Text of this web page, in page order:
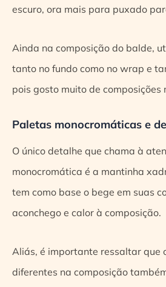
escuro, ora mais para puxado
Ainda na composição do balde,
tanto no fundo como no wrap e
pois gosto muito de composições
Paletas monocromáticas e
O único detalhe que chama à
monocromática é a mantinha
tem como base o bege em suas
aconchego e calor à composição.
Aliás, é importante ressaltar que
diferentes na composição